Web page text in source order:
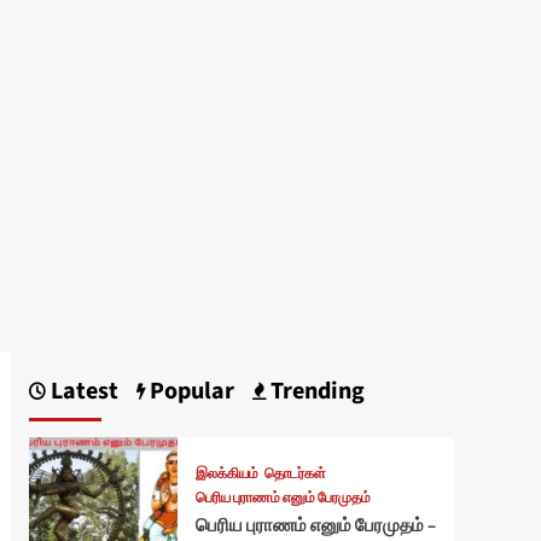
Latest Popular Trending
இலக்கியம் தொடர்கள்
பெரிய புராணம் எனும் பேரமுதம்
பெரிய புராணம் எனும் பேரமுதம் –